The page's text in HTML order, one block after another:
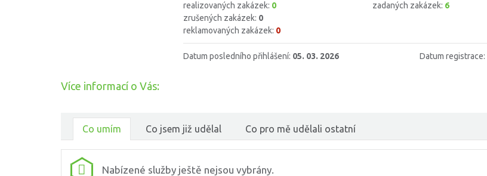
realizovaných zakázek: 0
zrušených zakázek: 0
reklamovaných zakázek: 0
zadaných zakázek: 6
Datum posledního přihlášení: 05. 03. 2026 Datum registrace:
Více informací o Vás:
Co umím Co jsem již udělal Co pro mě udělali ostatní
Nabízené služby ještě nejsou vybrány.